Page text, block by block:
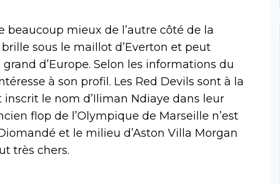
beaucoup mieux de l’autre côté de la
sous le maillot d’Everton et peut
d’Europe. Selon les informations du
à son profil. Les Red Devils sont à la
le nom d’Iliman Ndiaye dans leur
flop de l’Olympique de Marseille n’est
et le milieu d’Aston Villa Morgan
très chers.